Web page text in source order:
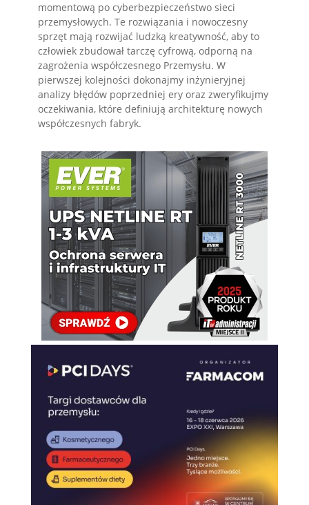
momentową po cyberbezpieczeństwo sieci
przemysłowych. Te rozwiązania i nowoczesny
sprzęt mają rozwijać ludzką kreatywność, aby to
człowiek zbudował tarczę cyfrową, odporną na
zagrożenia współczesnego Przemysłu. W
pierwszej kolejności dokonajmy inżynieryjnej
analizy błędów poprzedniej ery oraz zweryfikujmy
oczekiwania, które definiują architekturę nowych
współczesnych fabryk.